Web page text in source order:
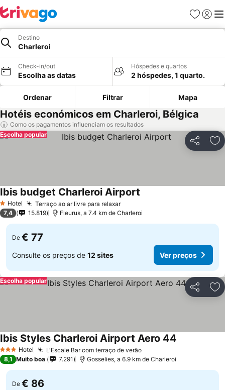
Favoritos
Iniciar
Destino
Charleroi
Check-in/out
Escolha as datas
Hóspedes e quartos
2 hóspedes, 1 quarto.
Ordenar Filtrar Mapa
Hotéis económicos em Charleroi, Bélgica
Como os pagamentos influenciam os resultados
Partilhar
Escolha popular
1 Estrelas
Hotel Terraço ao ar livre para relaxar
Ibis budget Charleroi Airport
7,4 15.819 Fleurus, a 7.4 km de Charleroi
De € 77
Consulte os preços de 12 sites Ver preços
Partilhar
Escolha popular
3 EstrelasHotel L'Escale Bar com terraço de verão
Ibis Styles Charleroi Airport Aero 44
8,1 Muito boa 7.291 Gosselies, a 6.9 km de Charleroi
De € 86